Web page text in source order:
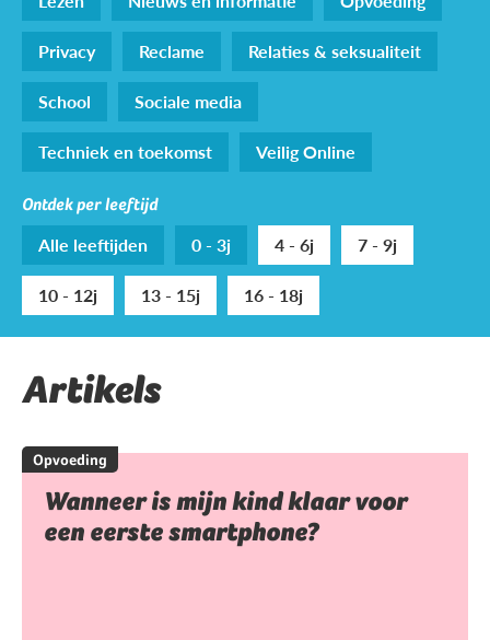
Privacy
Reclame
Relaties & seksualiteit
School
Sociale media
Techniek en toekomst
Veilig Online
Ontdek per leeftijd
Alle leeftijden 0 - 3j 4 - 6j
7 - 9j
10 - 12j
13 - 15j 16 - 18j
Artikels
Opvoeding
Wanneer is mijn kind klaar voor
een eerste smartphone?